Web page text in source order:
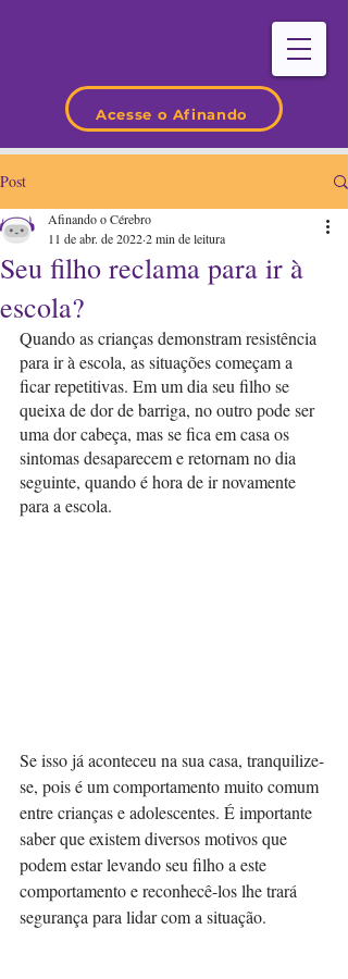
Acesse o Afinando
Post
Seu filho reclama para ir à
escola?
Afinando o Cérebro
11 de abr. de 20222 min de leitura
Quando as crianças demonstram resistência
para ir à escola, as situações começam a
ficar repetitivas. Em um dia seu filho se
queixa de dor de barriga, no outro pode ser
uma dor cabeça, mas se fica em casa os
sintomas desaparecem e retornam no dia
seguinte, quando é hora de ir novamente
para a escola.
Se isso já aconteceu na sua casa, tranquilize-
se, pois é um comportamento muito comum
entre crianças e adolescentes. É importante
saber que existem diversos motivos que
podem estar levando seu filho a este
comportamento e reconhecê-los lhe trará
segurança para lidar com a situação.